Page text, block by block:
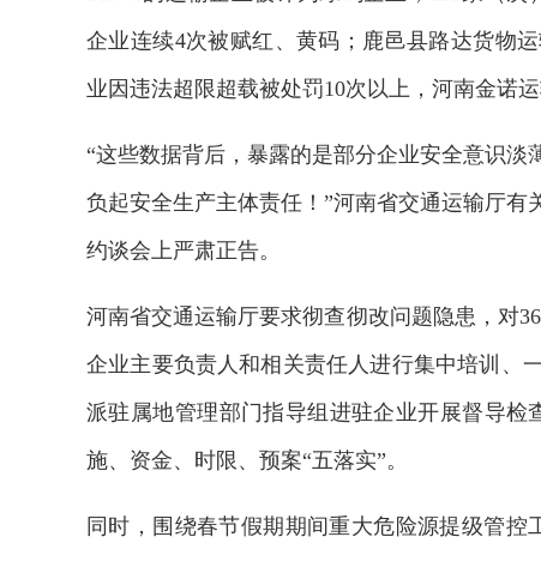
企业连续4次被赋红、黄码；鹿邑县路达货物
业因违法超限超载被处罚10次以上，河南金诺
“这些数据背后，暴露的是部分企业安全意识
负起安全生产主体责任！”河南省交通运输厅
约谈会上严肃正告。
河南省交通运输厅要求彻查彻改问题隐患，对
企业主要负责人和相关责任人进行集中培训、
派驻属地管理部门指导组进驻企业开展督导
施、资金、时限、预案“五落实”。
同时，围绕春节假期期间重大危险源提级管